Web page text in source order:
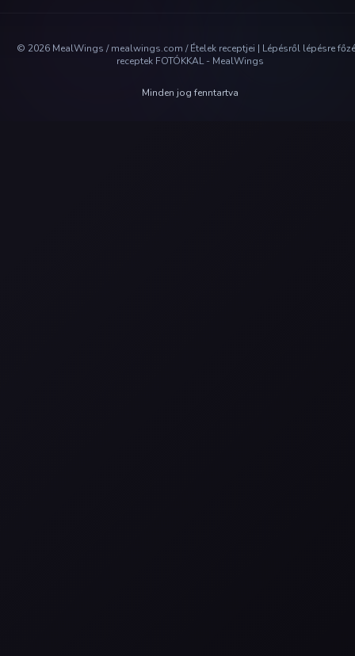
© 2026 MealWings / mealwings.com /Ételek receptjei | Lépésről lépésre
receptek FOTÓKKAL - MealWings
Minden jog fenntartva